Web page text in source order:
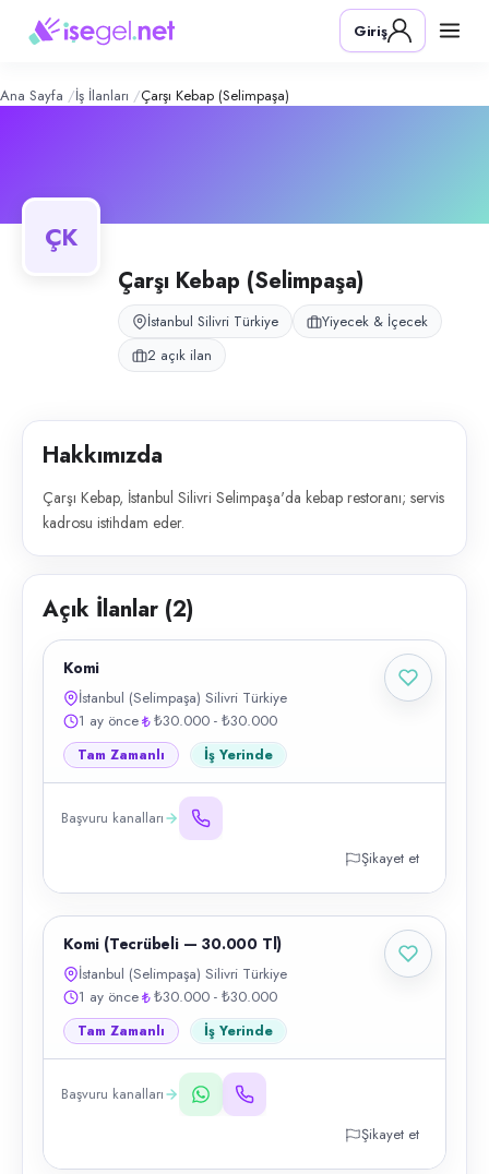
Kebap (Selimpaşa) – Şirket
Konum:
Çarşı Kebap, İstanbul Silivri Selimpaşa'da kebap restoranı; servis
Komi (Tecrübeli — 30.000 Tl)
Giriş
Ana Sayfa İş İlanları Çarşı Kebap (Selimpaşa)
ÇK
Çarşı Kebap (Selimpaşa)
İstanbul Silivri Türkiye
Yiyecek & İçecek
2 açık ilan
Hakkımızda
Çarşı Kebap, İstanbul Silivri Selimpaşa'da kebap restoranı; servis
kadrosu istihdam eder.
Açık İlanlar (2)
Komi
İstanbul (Selimpaşa) Silivri Türkiye
1 ay önce
₺30.000 - ₺30.000
Tam Zamanlı İş Yerinde
Başvuru kanalları
Şikayet et
Komi (Tecrübeli — 30.000 Tl)
İstanbul (Selimpaşa) Silivri Türkiye
1 ay önce
₺30.000 - ₺30.000
Tam Zamanlı İş Yerinde
Başvuru kanalları
Şikayet et